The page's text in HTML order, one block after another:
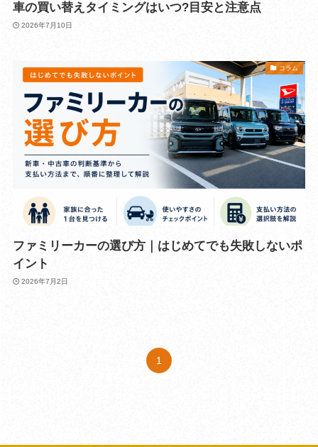
車の買い替えタイミングはいつ?目安と注意点
2026年7月10日
コラム
ファミリーカーの選び方｜はじめてでも失敗しないポ
イント
2026年7月2日
1